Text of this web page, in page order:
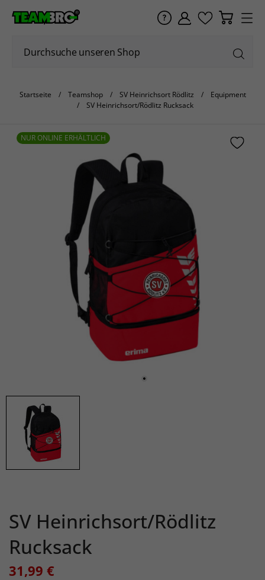
Startseite Teamshop SV Heinrichsort Rödlitz
Equipment
SV Heinrichsort/Rödlitz Rucksack
NUR ONLINE ERHÄLTLICH
SV Heinrichsort/Rödlitz
Rucksack
31,99 €